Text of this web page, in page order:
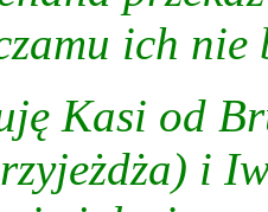
ich nie
Kasi od
i